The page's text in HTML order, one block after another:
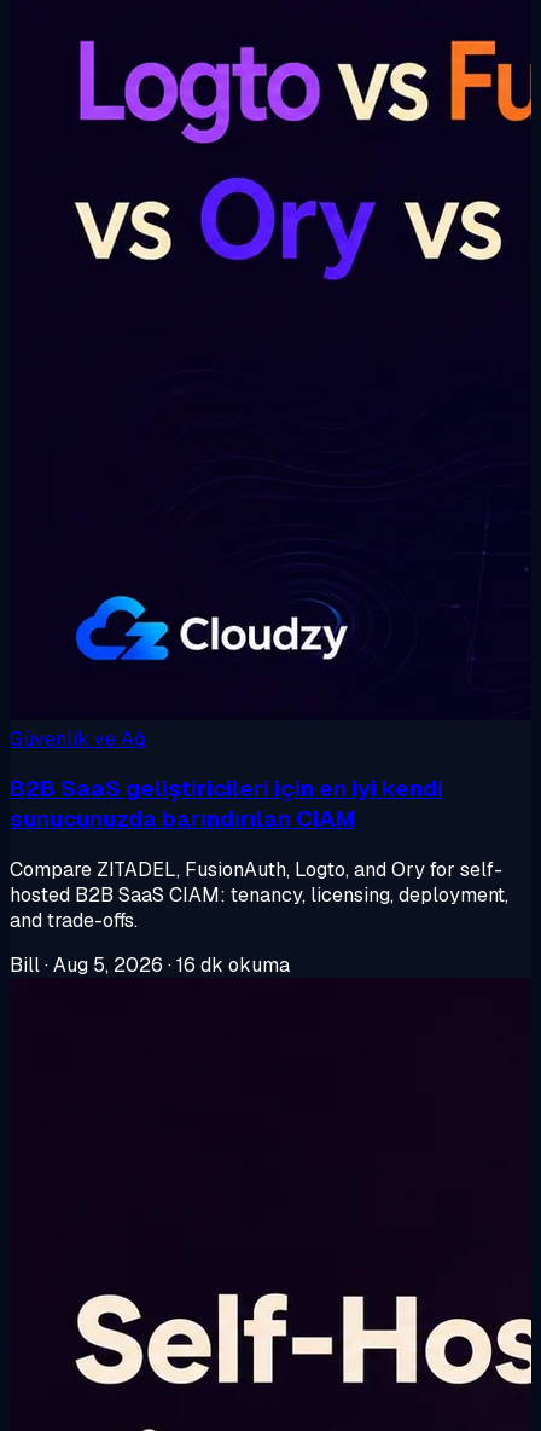
Güvenlik ve Ağ
B2B SaaS geliştiricileri için en iyi kendi
sunucunuzda barındırılan CIAM
Compare ZITADEL, FusionAuth, Logto, and Ory for self-
hosted B2B SaaS CIAM: tenancy, licensing, deployment,
and trade-offs.
Bill·Aug 5, 2026 ·16 dk okuma